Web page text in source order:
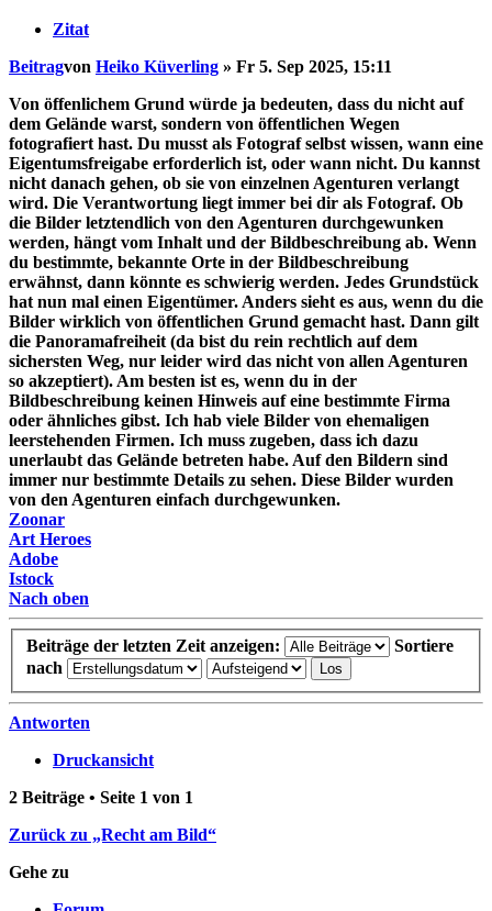
Zitat
Beitragvon Heiko Küverling » Fr 5. Sep 2025, 15:11
Von öffenlichem Grund würde ja bedeuten, dass du nicht auf
dem Gelände warst, sondern von öffentlichen Wegen
fotografiert hast. Du musst als Fotograf selbst wissen, wann eine
Eigentumsfreigabe erforderlich ist, oder wann nicht. Du kannst
nicht danach gehen, ob sie von einzelnen Agenturen verlangt
wird. Die Verantwortung liegt immer bei dir als Fotograf. Ob
die Bilder letztendlich von den Agenturen durchgewunken
werden, hängt vom Inhalt und der Bildbeschreibung ab. Wenn
du bestimmte, bekannte Orte in der Bildbeschreibung
erwähnst, dann könnte es schwierig werden. Jedes Grundstück
hat nun mal einen Eigentümer. Anders sieht es aus, wenn du die
Bilder wirklich von öffentlichen Grund gemacht hast. Dann gilt
die Panoramafreiheit (da bist du rein rechtlich auf dem
sichersten Weg, nur leider wird das nicht von allen Agenturen
so akzeptiert). Am besten ist es, wenn du in der
Bildbeschreibung keinen Hinweis auf eine bestimmte Firma
oder ähnliches gibst. Ich hab viele Bilder von ehemaligen
leerstehenden Firmen. Ich muss zugeben, dass ich dazu
unerlaubt das Gelände betreten habe. Auf den Bildern sind
immer nur bestimmte Details zu sehen. Diese Bilder wurden
von den Agenturen einfach durchgewunken.
Zoonar
Art Heroes
Adobe
Istock
Nach oben
Beiträge der letzten Zeit anzeigen:
Sortiere
nach
Antworten
Druckansicht
2 Beiträge • Seite 1 von 1
Zurück zu „Recht am Bild“
Gehe zu